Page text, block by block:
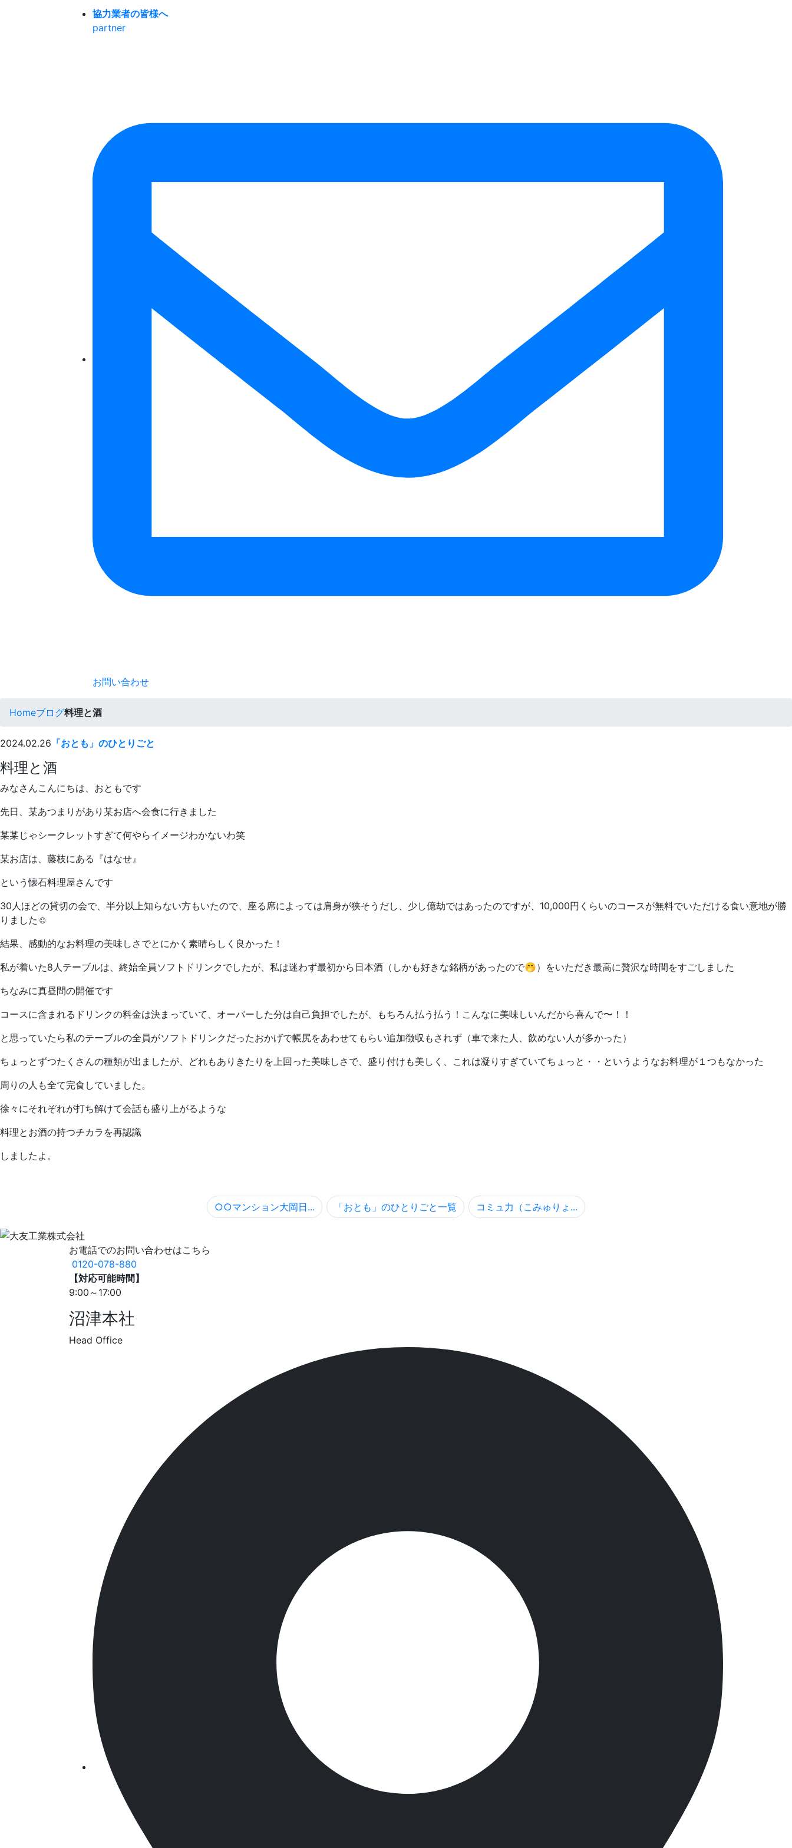
協力業者の皆様へ
partner
お問い合わせ
Homeブログ料理と酒
2024.02.26 「おとも」のひとりごと
料理と酒
みなさんこんにちは、おともです
先日、某あつまりがあり某お店へ会食に行きました
某某じゃシークレットすぎて何やらイメージわかないわ笑
某お店は、藤枝にある『はなせ』
という懐石料理屋さんです
30人ほどの貸切の会で、半分以上知らない方もいたので、座る席によっては肩身が狭そうだし、少し億劫ではあったのですが、10,000円くらいのコースが無料でいただける食い意地が勝
りました☺️
結果、感動的なお料理の美味しさでとにかく素晴らしく良かった！
私が着いた8人テーブルは、終始全員ソフトドリンクでしたが、私は迷わず最初から日本酒（しかも好きな銘柄があったので🤭）をいただき最高に贅沢な時間をすごしました
ちなみに真昼間の開催です
コースに含まれるドリンクの料金は決まっていて、オーバーした分は自己負担でしたが、もちろん払う払う！こんなに美味しいんだから喜んで〜！！
と思っていたら私のテーブルの全員がソフトドリンクだったおかげで帳尻をあわせてもらい追加徴収もされず（車で来た人、飲めない人が多かった）
ちょっとずつたくさんの種類が出ましたが、どれもありきたりを上回った美味しさで、盛り付けも美しく、これは凝りすぎていてちょっと・・というようなお料理が１つもなかった
周りの人も全て完食していました。
徐々にそれぞれが打ち解けて会話も盛り上がるような
料理とお酒の持つチカラを再認識
しましたよ。
○○マンション大岡日... 「おとも」のひとりごと一覧 コミュ力（こみゅりょ...
お電話でのお問い合わせはこちら
0120-078-880
【対応可能時間】
9:00～17:00
沼津本社
Head Office